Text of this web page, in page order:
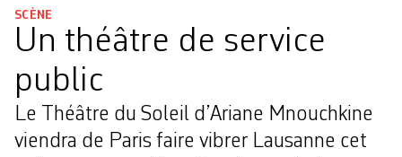
SCÈNE
Un théâtre de service
public
Le Théâtre du Soleil d’Ariane Mnouchkine
viendra de Paris faire vibrer Lausanne cet